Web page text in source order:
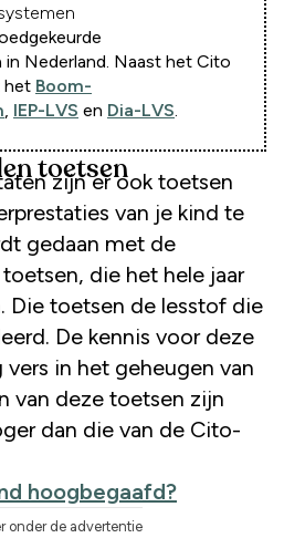
Nederland. Naast het Cito
het Boom-
IEP-LVS en Dia-LVS
toetsen
zijn er ook toetsen
van je kind te
gedaan met de
die het hele jaar
Die toetsen de lesstof die
De kennis voor deze
in het geheugen van
van deze toetsen zijn
dan die van de Cito-
hoogbegaafd?
onder de advertentie